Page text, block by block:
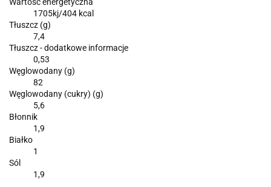
1705kj/404 kcal
Tłuszcz (g)
7,4
Tłuszcz - dodatkowe informacje
0,53
Węglowodany (g)
82
Węglowodany (cukry) (g)
5,6
Błonnik
1,9
Białko
1
Sól
1,9